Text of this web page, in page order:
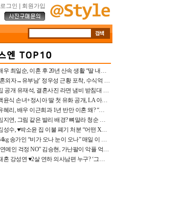
로그인 회원가입
배우 최일순, 이혼 후 20년 산속 생활 “딸 내가 버렸다고 원망‥맘 아파”(특종)[어제TV]
‘혼외자→유부남’ 정우성 근황 포착, 수식억 해킹 피해 후배 만났다 “존경하는”
집 공개 유재석, 결혼사진 라면 냄비 받침대 되고 분노‥가족사진도 피해(놀뭐)[어제TV]
백윤식 손녀+정시아 딸 첫 유화 공개, LA 아트쇼→서울국제조각페스타 작가다운 수준급 실력
유혜리, 배우 이근희과 1년 반만 이혼 왜? “식칼 꽂고 의자 던져” 충격 폭로(특종)[어제TV]
임지연, 그림 같은 발리 배경? 뼈말라 청순 비키니 핏에 상대 안 되네
김성수, ♥박소윤 집 이불 폐기 처분 “어떤 X이랑 썼을지 몰라” 질투(신랑수업2)[어제TV]
44kg 송가인 “비가 오나 눈이 오나” 매일 이 운동, 허벅지 근육량 상승+체지방 감소
“연예인 걱정 NO” 김승현, 가난팔이 악플 억울할만‥아내+딸과 日 여행
재혼 강성연 ♥2살 연하 의사남편 누구? ‘그알’ 자문의에 훈남 비주얼 초엘리트 스펙 [종합]